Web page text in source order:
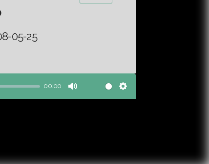
05-25
00:00
Mute Settings